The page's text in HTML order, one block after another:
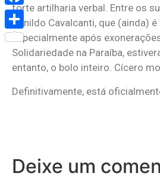
forte artilharia verbal. Entre os
Jonildo Cavalcanti, que (ainda)
especialmente após
Solidariedade na Paraíba,
entanto, o bolo inteiro. Cícero
Definitivamente, está
Deixe um
Facebook
Share